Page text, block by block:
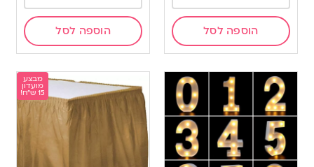
הוספה לסל הוספה לסל
מבצע
מועדון
15 ש"ח!